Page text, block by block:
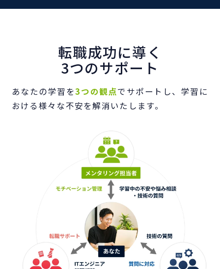
転職成功に導く
3つのサポート
あなたの学習を3つの観点でサポートし、学習に
おける様々な不安を解消いたします。